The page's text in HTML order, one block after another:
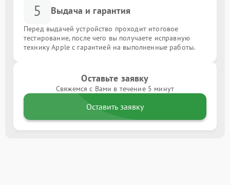
5 Выдача и гарантия
Перед выдачей устройство проходит итоговое
тестирование, после чего вы получаете исправную
технику Apple с гарантией на выполненные работы.
Оставьте заявку
Свяжемся с Вами в течение 5 минут
Оставить заявку